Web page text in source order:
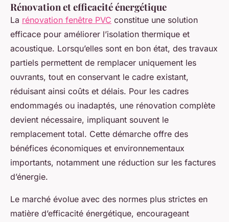
Rénovation et efficacité énergétique
La rénovation fenêtre PVC constitue une solution
efficace pour améliorer l’isolation thermique et
acoustique. Lorsqu’elles sont en bon état, des travaux
partiels permettent de remplacer uniquement les
ouvrants, tout en conservant le cadre existant,
réduisant ainsi coûts et délais. Pour les cadres
endommagés ou inadaptés, une rénovation complète
devient nécessaire, impliquant souvent le
remplacement total. Cette démarche offre des
bénéfices économiques et environnementaux
importants, notamment une réduction sur les factures
d’énergie.
Le marché évolue avec des normes plus strictes en
matière d’efficacité énergétique, encourageant